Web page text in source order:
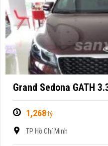
Grand Sedona GATH
1,268tỷ
TP Hồ Chí Minh